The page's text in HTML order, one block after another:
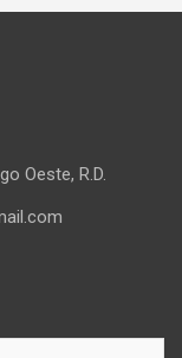
Oeste, R.D.